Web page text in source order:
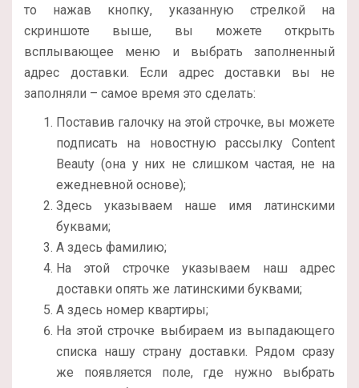
то нажав кнопку, указанную стрелкой на
скриншоте выше, вы можете открыть
всплывающее меню и выбрать заполненный
адрес доставки. Если адрес доставки вы не
заполняли – самое время это сделать:
Поставив галочку на этой строчке, вы можете
подписать на новостную рассылку Content
Beauty (она у них не слишком частая, не на
ежедневной основе);
Здесь указываем наше имя латинскими
буквами;
А здесь фамилию;
На этой строчке указываем наш адрес
доставки опять же латинскими буквами;
А здесь номер квартиры;
На этой строчке выбираем из выпадающего
списка нашу страну доставки. Рядом сразу
же появляется поле, где нужно выбрать